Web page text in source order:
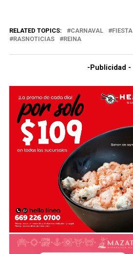
RELATED TOPICS: CARNAVAL FIESTA
RASNOTICIAS
REINA
-Publicidad -